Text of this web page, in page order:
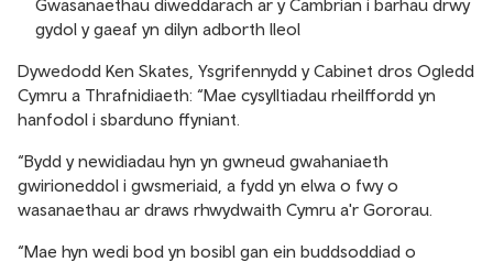
Gwasanaethau diweddarach ar y Cambrian i barhau drwy
gydol y gaeaf yn dilyn adborth lleol
Dywedodd Ken Skates, Ysgrifennydd y Cabinet dros Ogledd
Cymru a Thrafnidiaeth: “Mae cysylltiadau rheilffordd yn
hanfodol i sbarduno ffyniant.
“Bydd y newidiadau hyn yn gwneud gwahaniaeth
gwirioneddol i gwsmeriaid, a fydd yn elwa o fwy o
wasanaethau ar draws rhwydwaith Cymru a'r Gororau.
“Mae hyn wedi bod yn bosibl gan ein buddsoddiad o